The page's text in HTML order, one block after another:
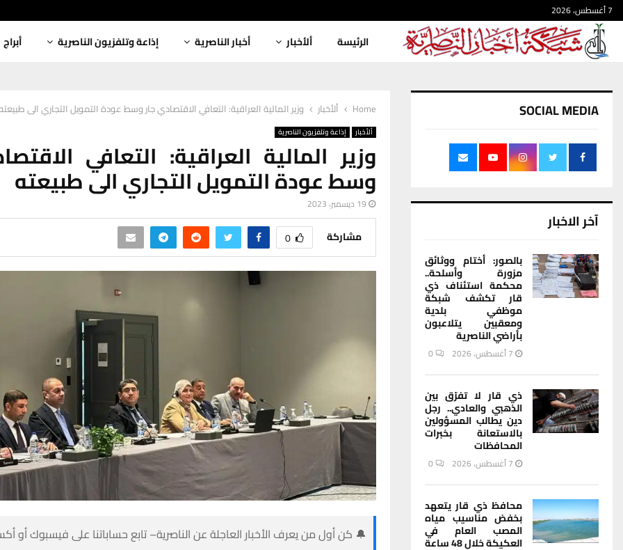
7 أغسطس، 2026
الرئيسة ألأخبار أخبار الناصرية إذاعة وتلفزيون الناصرية أبراج
Home ألأخبار وزير المالية العراقية: التعافي الاقتصادي جار وسط عودة التمويل التجاري الى
ألأخبار إذاعة وتلفزيون الناصرية
وزير المالية العراقية: التعافي
وسط عودة التمويل التجاري الى طبيعته
19 ديسمبر، 2023
مشاركة 0
🔔 كن أول من يعرف الأخبار العاجلة عن الناصرية– تابع حساباتنا على فيسبوك أو
SOCIAL MEDIA
آخر الاخبار
بالصور: أختام ووثائق
مزورة وأسلحة..
محكمة استئناف ذي
قار تكشف شبكة
موظفي بلدية
ومعقبين يتلاعبون
بأراضي الناصرية
7 أغسطس، 2026 0
ذي قار لا تفرّق بين
الذهبي والعادي.. رجل
دين يطالب المسؤولين
بالاستعانة بخبرات
المحافظات
7 أغسطس، 2026 0
محافظ ذي قار يتعهد
بخفض مناسيب مياه
المصب العام في
العكيكة خلال 48 ساعة